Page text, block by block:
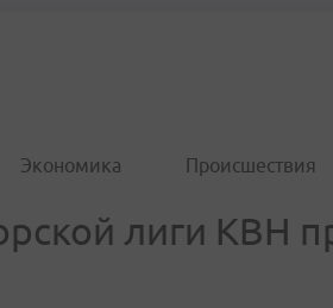
Экономика Происшествия
лиги КВН